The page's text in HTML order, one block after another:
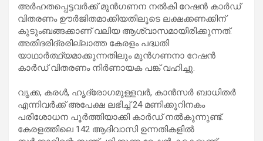
അർഹതപ്പെട്ടവർക്ക് മുൻഗണന നൽകി റേഷൻ കാർഡ്
വിതരണം ഊർജിതമാക്കിയതിലൂടെ ലക്ഷക്കണക്കിന്
കുടുംബങ്ങക്കാണ് വലിയ ആശ്വാസമായിരിക്കുന്നത്.
അതിദരിദ്രരില്ലാത്ത കേരളം പദ്ധതി
യാഥാർത്ഥ്യമാക്കുന്നതിലും മുൻഗണനാ റേഷൻ
കാർഡ് വിതരണം നിർണായക പങ്ക് വഹിച്ചു.
വൃക്ക, കരൾ, ഹൃദ്രോഗമുള്ളവർ, കാൻസർ ബാധിതർ
എന്നിവർക്ക് അപേക്ഷ ലഭിച്ച് 24 മണിക്കൂറിനകം
പരിശോധന പൂർത്തിയാക്കി കാർഡ് നൽകുന്നുണ്ട്.
കേരളത്തിലെ 142 ആദിവാസി ഉന്നതികളിൽ